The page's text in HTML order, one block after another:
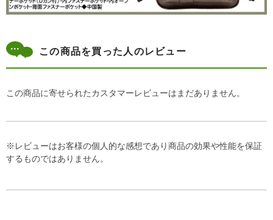
この商品を買った人のレビュー
この商品に寄せられたカスタマーレビューはまだありません。
※レビューはお客様の個人的な感想であり商品の効果や性能を保証
するものではありません。